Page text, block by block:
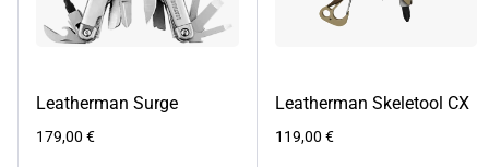
Leatherman Surge
179,00 €
Leatherman Skeletool CX
119,00 €